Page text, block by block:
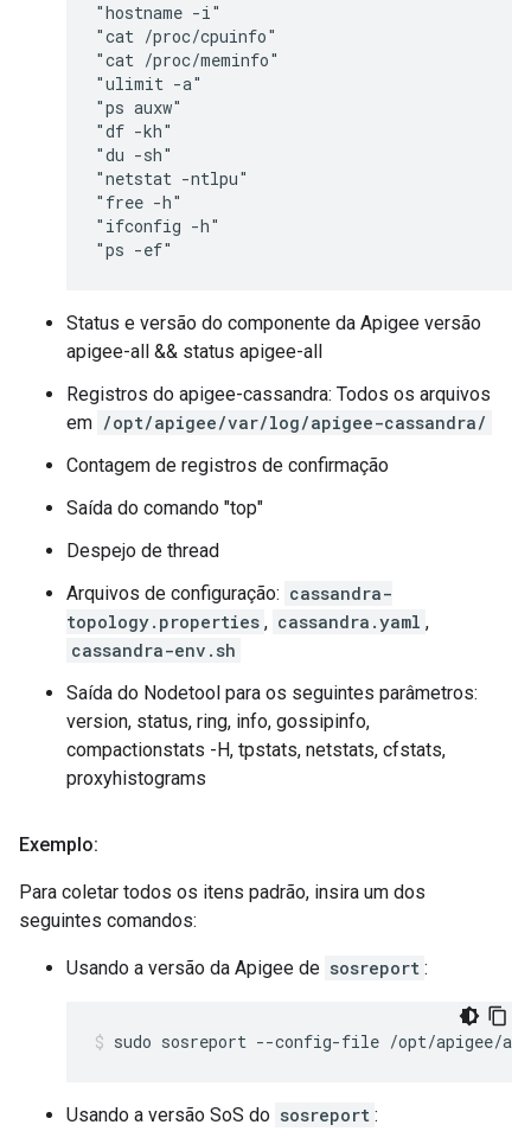
"hostname -i"
"cat /proc/cpuinfo"
"cat /proc/meminfo"
"ulimit -a"
"ps auxw"
"df -kh"
"du -sh"
"netstat -ntlpu"
"free -h"
"ifconfig -h"
"ps -ef"
Status e versão do componente da Apigee versão
apigee-all && status apigee-all
Registros do apigee-cassandra: Todos os arquivos
em /opt/apigee/var/log/apigee-cassandra/
Contagem de registros de confirmação
Saída do comando "top"
Despejo de thread
Arquivos de configuração: cassandra-
topology.properties , cassandra.yaml ,
cassandra-env.sh
Saída do Nodetool para os seguintes parâmetros:
version, status, ring, info, gossipinfo,
compactionstats -H, tpstats, netstats, cfstats,
proxyhistograms
Exemplo:
Para coletar todos os itens padrão, insira um dos
seguintes comandos:
Usando a versão da Apigee de sosreport :
sudo sosreport --config-file /opt/apigee/
Usando a versão SoS do sosreport :